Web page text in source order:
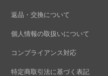
返品・交換について
個人情報の取扱いについて
コンプライアンス対応
特定商取引法に基づく表記